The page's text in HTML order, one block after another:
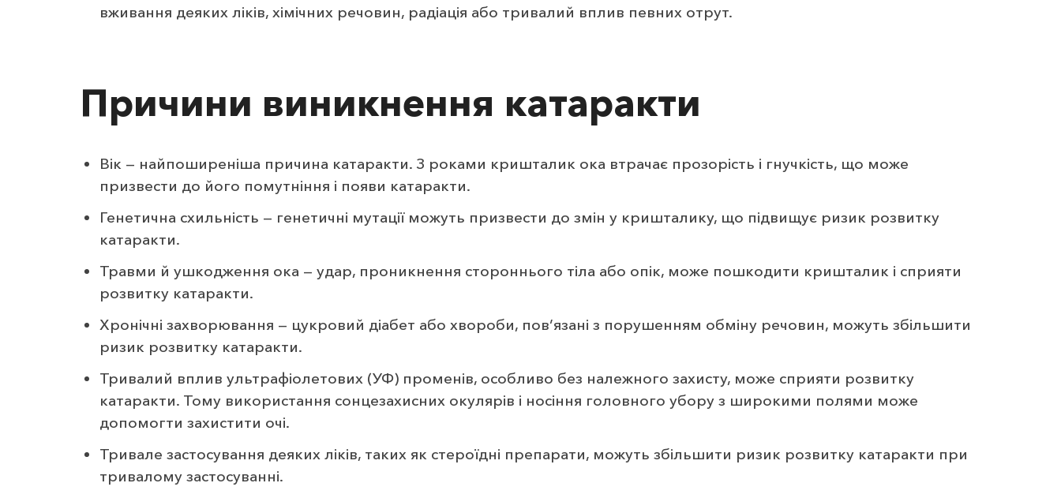
вживання деяких ліків, хімічних речовин, радіація або тривалий вплив певних отрут.
Причини виникнення катаракти
Вік — найпоширеніша причина катаракти. З роками кришталик ока втрачає прозорість і гнучкість, що може
призвести до його помутніння і появи катаракти.
Генетична схильність — генетичні мутації можуть призвести до змін у кришталику, що підвищує ризик розвитку
катаракти.
Травми й ушкодження ока — удар, проникнення стороннього тіла або опік, може пошкодити кришталик і сприяти
розвитку катаракти.
Хронічні захворювання — цукровий діабет або хвороби, пов’язані з порушенням обміну речовин, можуть збільшити
ризик розвитку катаракти.
Тривалий вплив ультрафіолетових (УФ) променів, особливо без належного захисту, може сприяти розвитку
катаракти. Тому використання сонцезахисних окулярів і носіння головного убору з широкими полями може
допомогти захистити очі.
Тривале застосування деяких ліків, таких як стероїдні препарати, можуть збільшити ризик розвитку катаракти при
тривалому застосуванні.